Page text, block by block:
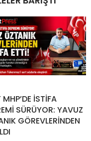
MHP’DE İSTİFA
SÜRÜYOR: YAVUZ
GÖREVLERİNDEN